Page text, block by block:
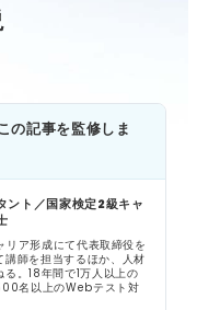
の記事を監修しま
ント／国家検定2級キャ
ア形成にて代表取締役を
師を担当するほか、人材
。18年間で1万人以上の
名以上のWebテスト対